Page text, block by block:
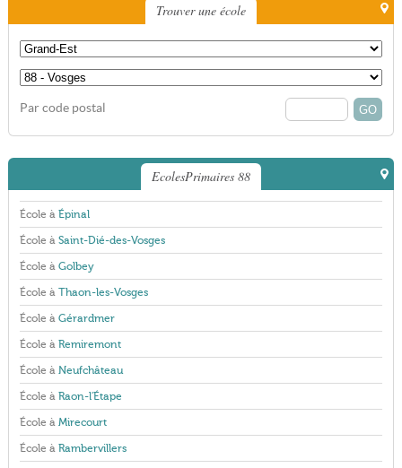
Trouver une école
Par code postal
EcolesPrimaires 88
École à Épinal
École à Saint-Dié-des-Vosges
École à Golbey
École à Thaon-les-Vosges
École à Gérardmer
École à Remiremont
École à Neufchâteau
École à Raon-l'Étape
École à Mirecourt
École à Rambervillers